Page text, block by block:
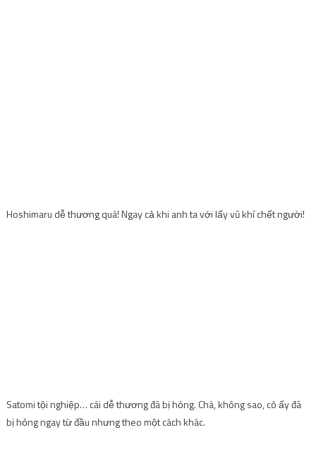
Hoshimaru dễ thương quá! Ngay cả khi anh ta với lấy vũ khí chết người!
Satomi tội nghiệp… cái dễ thương đã bị hỏng. Chà, không sao, cô ấy đã
bị hỏng ngay từ đầu nhưng theo một cách khác.